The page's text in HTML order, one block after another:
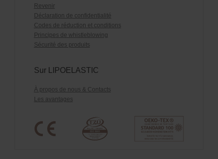
Revenir
Déclaration de confidentialité
Codes de réduction et conditions
Principes de whistleblowing
Sécurité des produits
Sur LIPOELASTIC
À propos de nous & Contacts
Les avantages